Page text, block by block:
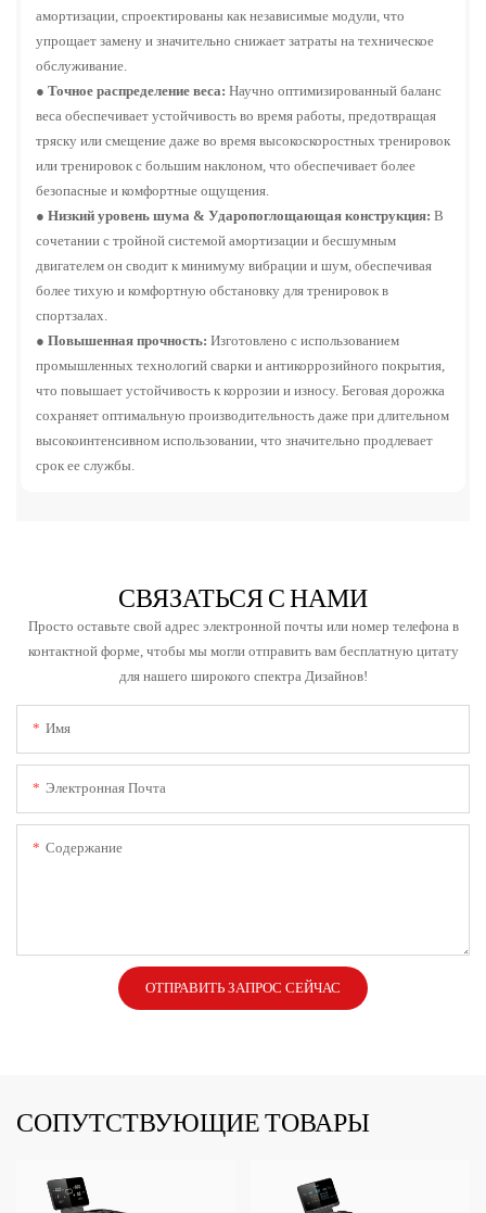
амортизации, спроектированы как независимые модули, что
упрощает замену и значительно снижает затраты на техническое
обслуживание.
● Точное распределение веса: Научно оптимизированный баланс
веса обеспечивает устойчивость во время работы, предотвращая
тряску или смещение даже во время высокоскоростных тренировок
или тренировок с большим наклоном, что обеспечивает более
безопасные и комфортные ощущения.
● Низкий уровень шума & Ударопоглощающая конструкция: В
сочетании с тройной системой амортизации и бесшумным
двигателем он сводит к минимуму вибрации и шум, обеспечивая
более тихую и комфортную обстановку для тренировок в
спортзалах.
● Повышенная прочность: Изготовлено с использованием
промышленных технологий сварки и антикоррозийного покрытия,
что повышает устойчивость к коррозии и износу. Беговая дорожка
сохраняет оптимальную производительность даже при длительном
высокоинтенсивном использовании, что значительно продлевает
срок ее службы.
СВЯЗАТЬСЯ С НАМИ
Просто оставьте свой адрес электронной почты или номер телефона в
контактной форме, чтобы мы могли отправить вам бесплатную цитату
для нашего широкого спектра Дизайнов!
Имя
Электронная Почта
Содержание
ОТПРАВИТЬ ЗАПРОС СЕЙЧАС
СОПУТСТВУЮЩИЕ ТОВАРЫ